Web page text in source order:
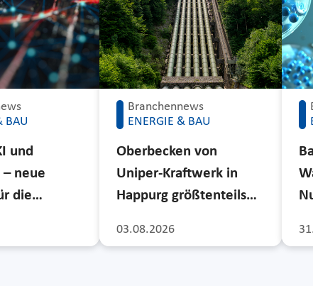
BAU
und
– neue
die…
Branchennews
ENERGIE & BAU
03.08.2026
Oberbecken von
Uniper-Kraftwerk in
Happurg größtenteils…